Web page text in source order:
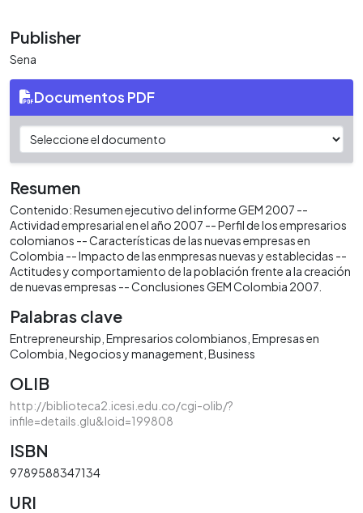
Publisher
Sena
Documentos PDF
Resumen
Contenido: Resumen ejecutivo del informe GEM 2007 --
Actividad empresarial en el año 2007 -- Perfil de los empresarios
colomianos -- Características de las nuevas empresas en
Colombia -- Impacto de las enmpresas nuevas y establecidas --
Actitudes y comportamiento de la población frente a la creación
de nuevas empresas -- Conclusiones GEM Colombia 2007.
Palabras clave
Entrepreneurship Empresarios colombianos Empresas en
Colombia Negocios y management Business
OLIB
http://biblioteca2.icesi.edu.co/cgi-olib/?
infile=details.glu&loid=199808
ISBN
9789588347134
URI